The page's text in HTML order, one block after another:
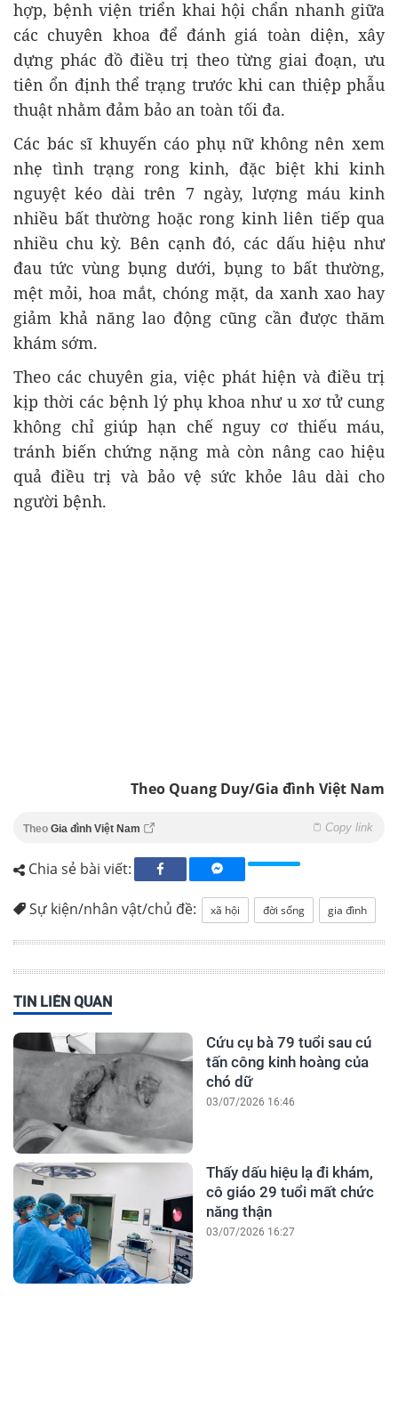
hợp, bệnh viện triển khai hội chẩn nhanh giữa
các chuyên khoa để đánh giá toàn diện, xây
dựng phác đồ điều trị theo từng giai đoạn, ưu
tiên ổn định thể trạng trước khi can thiệp phẫu
thuật nhằm đảm bảo an toàn tối đa.
Các bác sĩ khuyến cáo phụ nữ không nên xem
nhẹ tình trạng rong kinh, đặc biệt khi kinh
nguyệt kéo dài trên 7 ngày, lượng máu kinh
nhiều bất thường hoặc rong kinh liên tiếp qua
nhiều chu kỳ. Bên cạnh đó, các dấu hiệu như
đau tức vùng bụng dưới, bụng to bất thường,
mệt mỏi, hoa mắt, chóng mặt, da xanh xao hay
giảm khả năng lao động cũng cần được thăm
khám sớm.
Theo các chuyên gia, việc phát hiện và điều trị
kịp thời các bệnh lý phụ khoa như u xơ tử cung
không chỉ giúp hạn chế nguy cơ thiếu máu,
tránh biến chứng nặng mà còn nâng cao hiệu
quả điều trị và bảo vệ sức khỏe lâu dài cho
người bệnh.
Theo Quang Duy/Gia đình Việt Nam
Theo Gia đình Việt Nam Copy link
Chia sẻ bài viết:
Sự kiện/nhân vật/chủ đề: xã hội đời sống gia đình
TIN LIÊN QUAN
Cứu cụ bà 79 tuổi sau cú
tấn công kinh hoàng của
chó dữ
03/07/2026 16:46
Thấy dấu hiệu lạ đi khám,
cô giáo 29 tuổi mất chức
năng thận
03/07/2026 16:27